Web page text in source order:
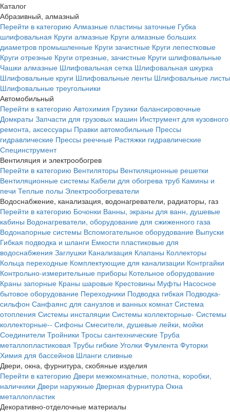
Каталог
Абразивный, алмазный
Перейти в категорию Алмазные пластины заточные Губка
шлифовальная Круги алмазные Круги алмазные больших
диаметров промышленные Круги зачистные Круги лепестковые
Круги отрезные Круги отрезные, зачистные Круги шлифовальные
Чашки алмазные Шлифовальная сетка Шлифовальная шкурка
Шлифовальные круги Шлифовальные ленты Шлифовальные листы
Шлифовальные треугольники
Автомобильный
Перейти в категорию Автохимия Грузики балансировочные
Домкраты Запчасти для грузовых машин Инструмент для кузовного
ремонта, аксессуары Правки автомобильные Прессы
гидравлические Прессы реечные Растяжки гидравлические
Специнструмент
Вентиляция и электрообогрев
Перейти в категорию Вентиляторы Вентиляционные решетки
Вентиляционные системы Кабели для обогрева труб Камины и
печи Теплые полы Электрообогреватели
Водоснабжение, канализация, водонагреватели, радиаторы, газ
Перейти в категорию Бочонки Ванны, экраны для ванн, душевые
кабины Водонагреватели, оборудование для сжиженного газа
Водонапорные системы Вспомогательное оборудование Выпуски
Гибкая подводка и шланги Емкости пластиковые для
водоснабжения Заглушки Канализация Клапаны Коллекторы
Кольца переходные Комплектующие для канализации Контргайки
Контрольно-измерительные приборы Котельное оборудование
Краны запорные Краны шаровые Крестовины Муфты Насосное
бытовое оборудование Переходники Подводка гибкая Подводка-
сильфон Санфаянс для санузлов и ванных комнат Система
отопления Системы инсталяции Системы коллекторные- Системы
коллекторные-- Сифоны Смесители, душевые лейки, мойки
Соединители Тройники Тросы сантехнические Труба
металлопластиковая Трубы гибкие Уголки Фумлента Футорки
Химия для бассейнов Шланги сливные
Двери, окна, фурнитура, скобяные изделия
Перейти в категорию Двери межкомнатные, полотна, коробки,
наличники Двери наружные Дверная фурнитура Окна
металлопластик
Декоративно-отделочные материалы